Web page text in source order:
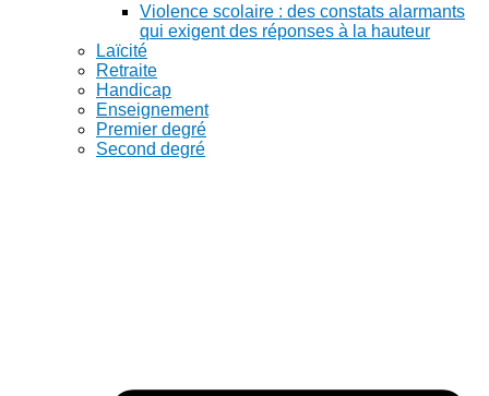
Violence scolaire : des constats alarmants
qui exigent des réponses à la hauteur
Laïcité
Retraite
Handicap
Enseignement
Premier degré
Second degré